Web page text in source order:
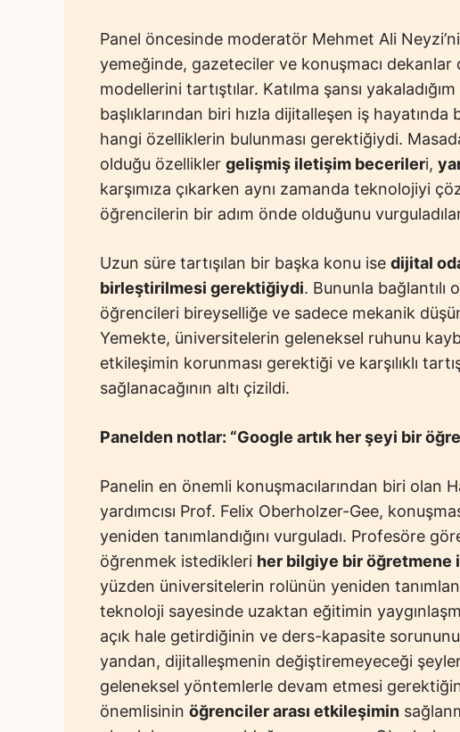
Panel öncesinde moderatör Mehmet Ali
yemeğinde, gazeteciler ve konuşmacı
modellerini tartıştılar. Katılma şansı
başlıklarından biri hızla dijitalleşen iş
hangi özelliklerin bulunması gerektiğiydi.
olduğu özellikler gelişmiş iletişim becerileri,
karşımıza çıkarken aynı zamanda teknolojiyi
öğrencilerin bir adım önde olduğunu
Uzun süre tartışılan bir başka konu ise dijital
birleştirilmesi gerektiğiydi. Bununla
öğrencileri bireyselliğe ve sadece mekanik
Yemekte, üniversitelerin geleneksel ruhunu
etkileşimin korunması gerektiği ve karşılıklı
sağlanacağının altı çizildi.
Panelden notlar: “Google artık her şeyi bir
Panelin en önemli konuşmacılarından biri olan
yardımcısı Prof. Felix Oberholzer-Gee,
yeniden tanımlandığını vurguladı. Profesöre
öğrenmek istedikleri her bilgiye bir öğretmene
yüzden üniversitelerin rolünün yeniden
teknoloji sayesinde uzaktan eğitimin
açık hale getirdiğinin ve ders-kapasite
yandan, dijitalleşmenin değiştiremeyeceği
geleneksel yöntemlerle devam etmesi
önemlisinin öğrenciler arası etkileşimin